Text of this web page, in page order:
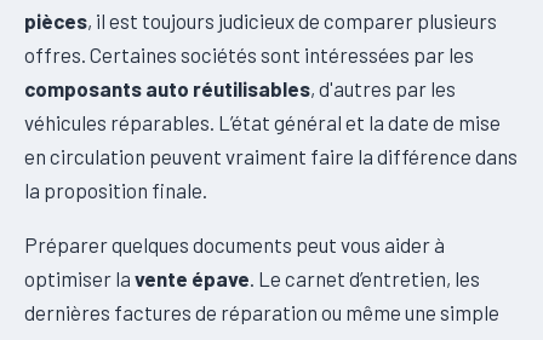
pièces, il est toujours judicieux de comparer plusieurs
offres. Certaines sociétés sont intéressées par les
composants auto réutilisables, d'autres par les
véhicules réparables. L’état général et la date de mise
en circulation peuvent vraiment faire la différence dans
la proposition finale.
Préparer quelques documents peut vous aider à
optimiser la vente épave . Le carnet d’entretien, les
dernières factures de réparation ou même une simple